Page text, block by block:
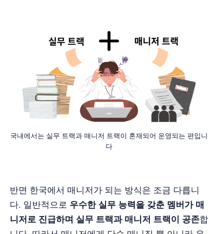
국내에서는 실무 트랙과 매니저 트랙이 혼재되어 운영되는 편입니
다
반면 한국에서 매니저가 되는 방식은 조금 다릅니
다. 일반적으로 우수한 실무 능력을 갖춘 멤버가 매
니저로 진급하며 실무 트랙과 매니저 트랙이 공존합